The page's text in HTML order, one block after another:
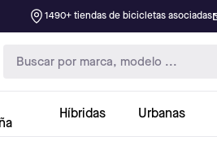
1490+ tiendas de bicicletas asociadas
Híbridas Urbanas